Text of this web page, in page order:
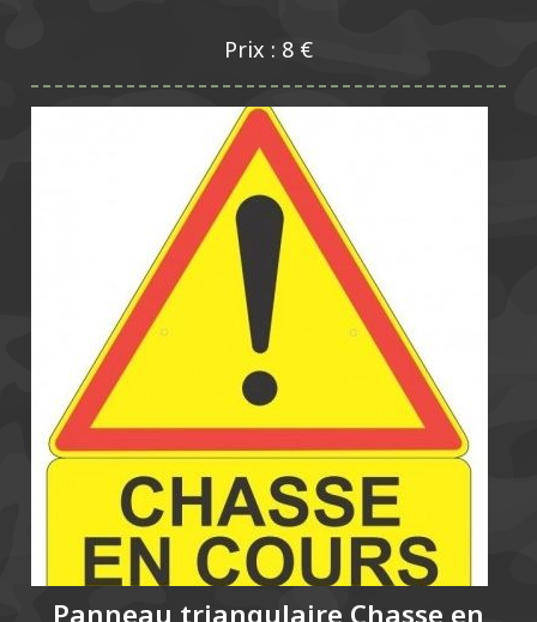
Prix : 8 €
Panneau triangulaire Chasse en